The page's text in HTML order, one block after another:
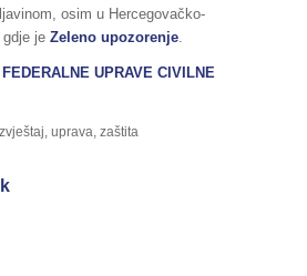
osim u Hercegovačko-
je Zeleno upozorenje.
UPRAVE CIVILNE
uprava zaštita